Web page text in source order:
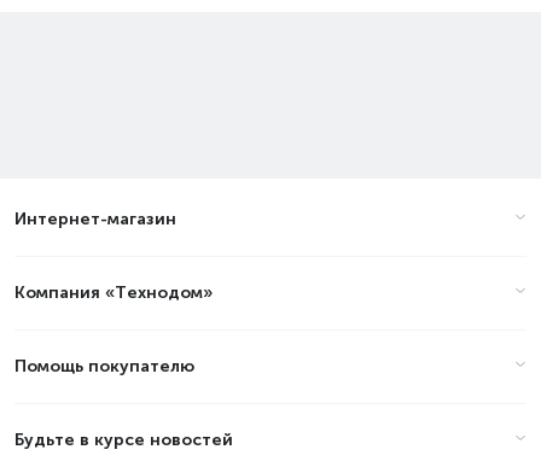
Интернет-магазин
Компания «Технодом»
Помощь покупателю
Будьте в курсе новостей